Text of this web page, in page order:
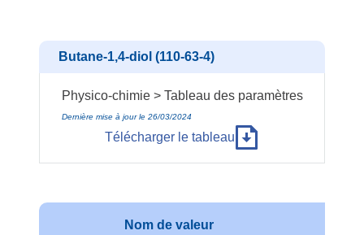
Butane-1,4-diol (110-63-4)
Physico-chimie > Tableau des paramètres
Dernière mise à jour le 26/03/2024
Télécharger le tableau
Nom de valeur